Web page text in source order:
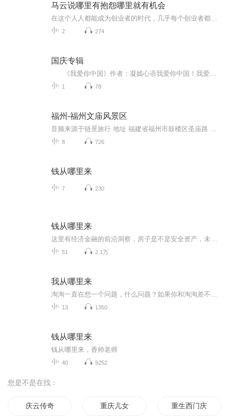
马云说哪里有抱怨哪里就有机会
2 274
国庆专辑
1 78
福州-福州文庙风景区
8 726
钱从哪里来
7 230
钱从哪里来
51 2.1万
我从哪里来
13 1350
钱从哪里来
钱从哪里来，香帅老师
40 9252
您是不是在找：
庆云传奇 重庆儿女 重生西门庆